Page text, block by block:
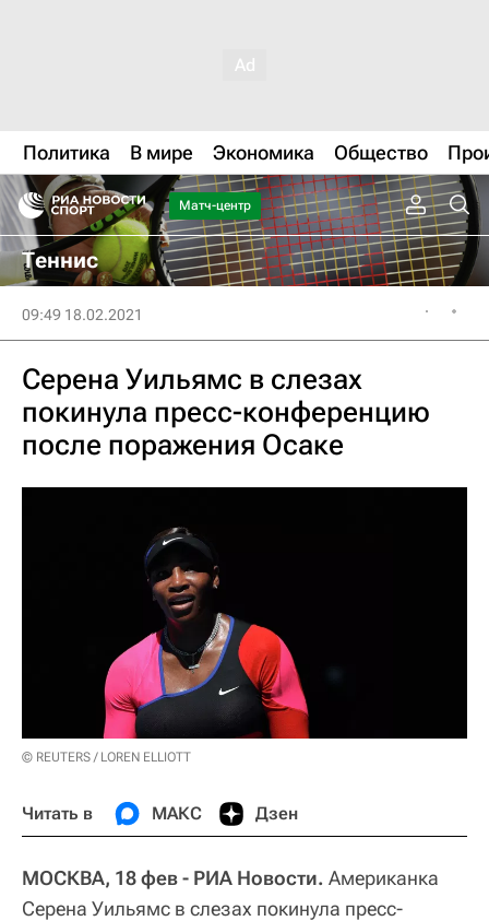
Политика В мире Экономика Общество
Матч-центр
Теннис
09:49 18.02.2021
Серена Уильямс в слезах
покинула пресс-конференцию
после поражения Осаке
© REUTERS / LOREN ELLIOTT
Читать в МАКС Дзен
МОСКВА, 18 фев - РИА Новости. Американка
Серена Уильямс в слезах покинула пресс-